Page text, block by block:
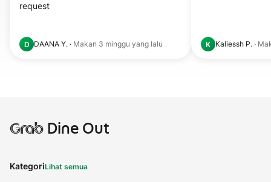
request
D DAANA Y. · Makan 3 minggu yang lalu K Kaliessh P. ·
GrabDine Out
KategoriLihat semua